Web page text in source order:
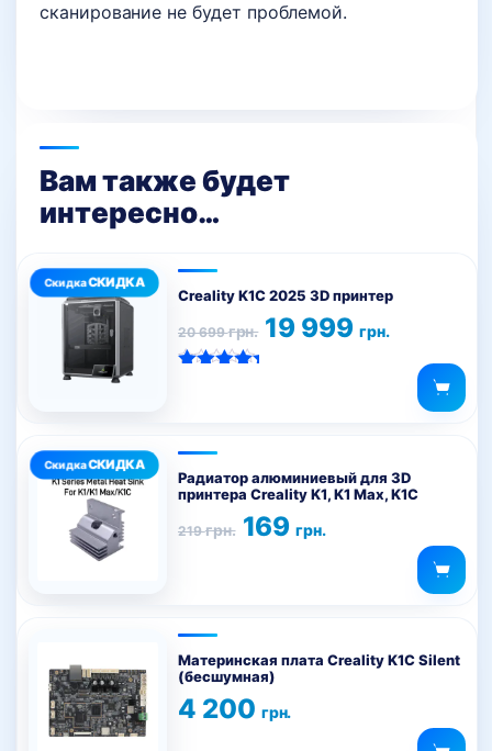
сканирование не будет проблемой.
Вам также будет
интересно…
Creality K1C 2025 3D принтер
20 699грн.
Первоначальная
цена
составляла
19 999 грн.
Текущая
цена:
19
Радиатор алюминиевый для 3D
принтера Creality K1, K1 Max, K1C
219грн.
Первоначальная
цена
169грн.
Текущая
цена:
Материнская плата Creality K1C Silent
(бесшумная)
4 200 грн.